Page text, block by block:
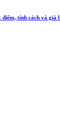
tính cách và giá